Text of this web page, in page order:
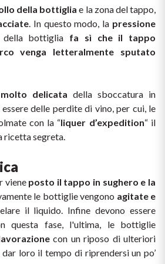
della bottiglia
. In questo modo, la pressione
della bottiglia fa sì che il tappo
venga letteralmente sputato
delicata della sboccatura in
delle perdite di vino, per cui, le
con la “liquer d’expedition“ il
ricetta segreta.
viene posto il tappo in sughero e la
le bottiglie vengono agitate e
il liquido. Infine devono essere
con un riposo di ulteriori
loro il tempo di riprendersi un po’